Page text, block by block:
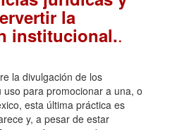
la
institucional..
la divulgación de los
para promocionar a una, o
esta última práctica es
y, a pesar de estar